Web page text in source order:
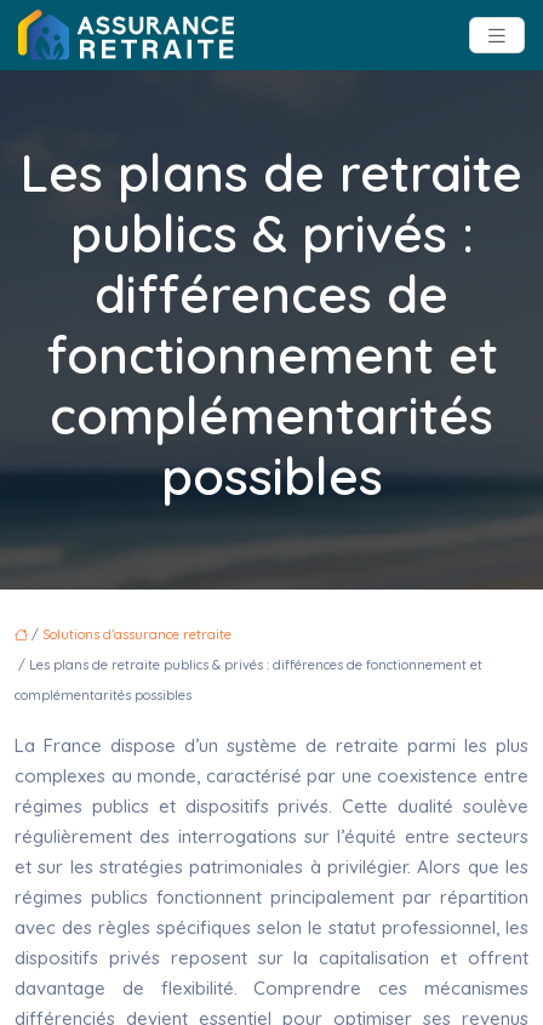
Les plans de retraite
publics & privés :
différences de
fonctionnement et
complémentarités
possibles
/ Solutions d’assurance retraite
/ Les plans de retraite publics & privés : différences de fonctionnement et
complémentarités possibles
La France dispose d’un système de retraite parmi les plus
complexes au monde, caractérisé par une coexistence entre
régimes publics et dispositifs privés. Cette dualité soulève
régulièrement des interrogations sur l’équité entre secteurs
et sur les stratégies patrimoniales à privilégier. Alors que les
régimes publics fonctionnent principalement par répartition
avec des règles spécifiques selon le statut professionnel, les
dispositifs privés reposent sur la capitalisation et offrent
davantage de flexibilité. Comprendre ces mécanismes
différenciés devient essentiel pour optimiser ses revenus